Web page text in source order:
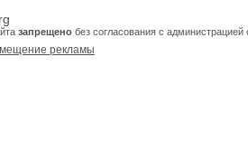
запрещено без согласования с администрацией
рекламы